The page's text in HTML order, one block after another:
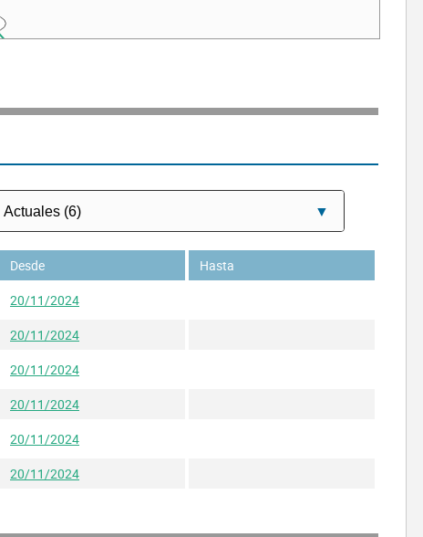
Desde
Hasta
20/11/2024
20/11/2024
20/11/2024
20/11/2024
20/11/2024
20/11/2024